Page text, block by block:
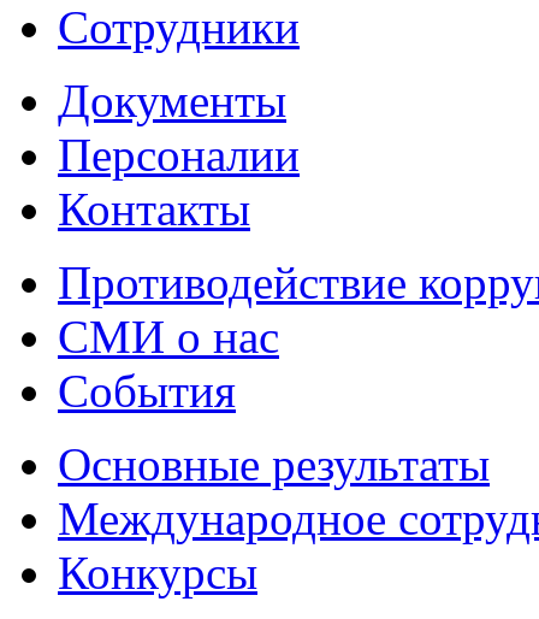
Сотрудники
Документы
Персоналии
Контакты
Противодействие
СМИ о нас
События
Основные результаты
Международное
Конкурсы